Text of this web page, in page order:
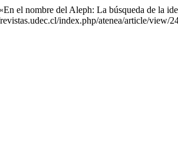
el nombre del Aleph: La búsqueda de la
index.php/atenea/article/view/